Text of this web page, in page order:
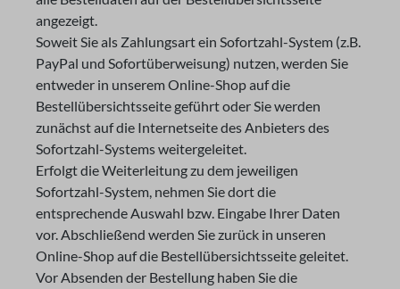
angezeigt.
Soweit Sie als Zahlungsart ein Sofortzahl-System (z.B.
PayPal und Sofortüberweisung) nutzen, werden Sie
entweder in unserem Online-Shop auf die
Bestellübersichtsseite geführt oder Sie werden
zunächst auf die Internetseite des Anbieters des
Sofortzahl-Systems weitergeleitet.
Erfolgt die Weiterleitung zu dem jeweiligen
Sofortzahl-System, nehmen Sie dort die
entsprechende Auswahl bzw. Eingabe Ihrer Daten
vor. Abschließend werden Sie zurück in unseren
Online-Shop auf die Bestellübersichtsseite geleitet.
Vor Absenden der Bestellung haben Sie die